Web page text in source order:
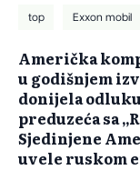
top Exxon mobil
Američka
u godišnjem
donijela odluku
preduzeća sa
Sjedinjene
uvele ruskom